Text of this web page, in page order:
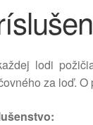
lodi
za loď.